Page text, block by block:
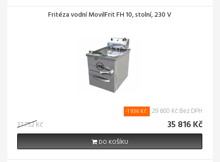
Fritéza vodní MovilFrit FH 10, stolní, 230 V
37 752 Kč
-1 936 Kč 29 600 Kč Bez DPH
35 816 Kč
DO KOŠÍKU